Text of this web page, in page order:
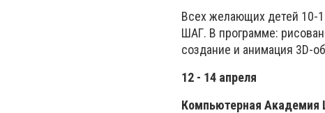
Всех желающих детей 10-
ШАГ. В программе:
создание и анимация 3D-
12 - 14 апреля
Компьютерная Академия